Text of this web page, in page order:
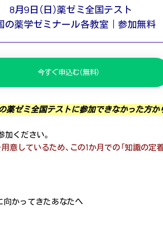
8月9日（日）薬ゼミ全国テスト
の薬学ゼミナール各教室｜参加無料
今すぐ申込む（無料）
の薬ゼミ全国テストに参加できなかった方か
ください。
意しているため、この1か月での「知識の定
向かってきたあなたへ